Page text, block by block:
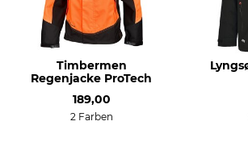
Timbermen
Regenjacke ProTech
189,00
2 Farben